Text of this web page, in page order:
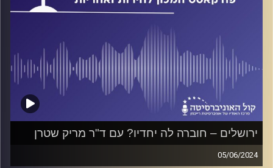
ירושלים – חוברה לה יחדיו? עם ד"ר מריק שטרן
05/06/2024